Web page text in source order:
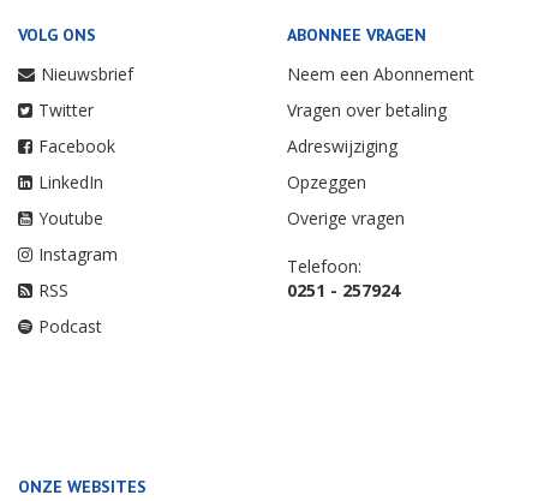
VOLG ONS
Nieuwsbrief
Twitter
Facebook
LinkedIn
Youtube
Instagram
RSS
Podcast
ABONNEE VRAGEN
Neem een Abonnement
Vragen over betaling
Adreswijziging
Opzeggen
Overige vragen
Telefoon:
0251 - 257924
ONZE WEBSITES